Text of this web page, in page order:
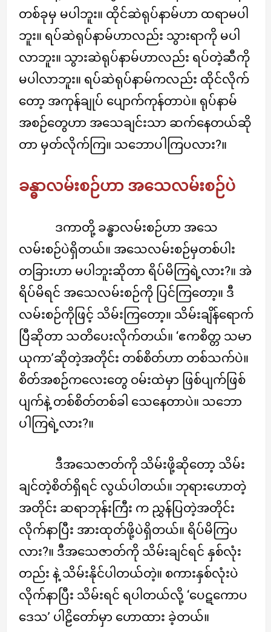
တစ်ခုမှ မပါဘူး။ ထိုင်ဆဲရုပ်နာမ်ဟာ ထရာမပါ
ဘူး။ ရပ်ဆဲရုပ်နာမ်ဟာလည်း သွားရာကို မပါ
လာဘူး။ သွားဆဲရုပ်နာမ်ဟာလည်း ရပ်တဲ့ဆီကို
မပါလာဘူး။ ရပ်ဆဲရုပ်နာမ်ကလည်း ထိုင်လိုက်
တော့ အကုန်ချုပ် ပျောက်ကုန်တာပဲ။ ရုပ်နာမ်
အစဉ်တွေဟာ အသေချင်းသာ ဆက်နေတယ်ဆို
တာ မှတ်လိုက်ကြ။ သဘောပါကြပလား?။
ခန္ဓာလမ်းစဉ်ဟာ အသေလမ်းစဉ်ပဲ
ဒကာတို့ ခန္ဓာလမ်းစဉ်ဟာ အသေ
လမ်းစဉ်ပဲရှိတယ်။ အသေလမ်းစဉ်မှတစ်ပါး
တခြားဟာ မပါဘူးဆိုတာ ရိပ်မိကြရဲ့လား?။ အဲ
ရိပ်မိရင် အသေလမ်းစဉ်ကို ပြင်ကြတော့။ ဒီ
လမ်းစဉ်ကိုဖြင့် သိမ်းကြတော့။ သိမ်းချိန်ရောက်
ပြီဆိုတာ သတိပေးလိုက်တယ်။ ‘ဧကစိတ္တ သမာ
ယုကာ’ဆိုတဲ့အတိုင်း တစ်စိတ်ဟာ တစ်သက်ပဲ။
စိတ်အစဉ်ကလေးတွေ ဝမ်းထဲမှာ ဖြစ်ပျက်ဖြစ်
ပျက်နဲ့ တစ်စိတ်တစ်ခါ သေနေတာပဲ။ သဘော
ပါကြရဲ့လား?။
ဒီအသေဇာတ်ကို သိမ်းဖို့ဆိုတော့ သိမ်း
ချင်တဲ့စိတ်ရှိရင် လွယ်ပါတယ်။ ဘုရားဟောတဲ့
အတိုင်း ဆရာဘုန်းကြီး က ညွှန်ပြတဲ့အတိုင်း
လိုက်နာပြီး အားထုတ်ဖို့ပဲရှိတယ်။ ရိပ်မိကြပ
လား?။ ဒီအသေဇာတ်ကို သိမ်းချင်ရင် နှစ်လုံး
တည်း နဲ့ သိမ်းနိုင်ပါတယ်တဲ့။ စကားနှစ်လုံးပဲ
လိုက်နာပြီး သိမ်းရင် ရပါတယ်လို့ ‘ပေဋကောပ
ဒေသ’ ပါဠိတော်မှာ ဟောထား ခဲ့တယ်။